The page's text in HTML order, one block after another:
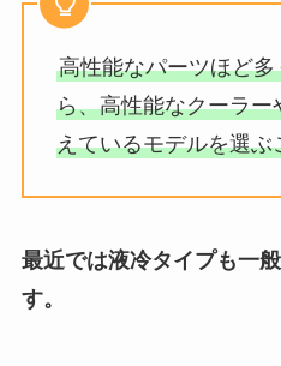
高性能なパーツほど
ら、高性能なクーラー
えているモデルを選ぶ
最近では液冷タイプも一
す。